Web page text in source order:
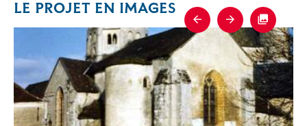
LE PROJET EN IMAGES
Previous
Next